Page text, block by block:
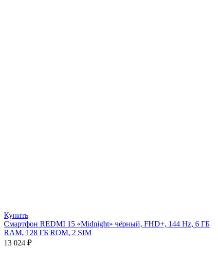
Купить
Смартфон REDMI 15 «Midnight» чёрный, FHD+, 144 Hz, 6 ГБ
RAM, 128 ГБ ROM, 2 SIM
13 024 ₽